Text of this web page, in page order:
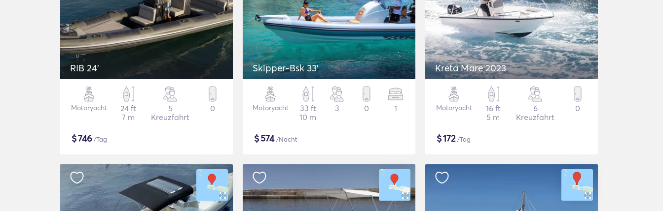
RIB 24'
Motoryacht
24 ft
7 m
5
Kreuzfahrt
0
$746/Tag
Skipper-Bsk 33'
Motoryacht
33 ft
10 m
3 0 1
$574/Nacht
Kreta Mare 2023
Motoryacht
16 ft
5 m
6
Kreuzfahrt
0
$172/Tag